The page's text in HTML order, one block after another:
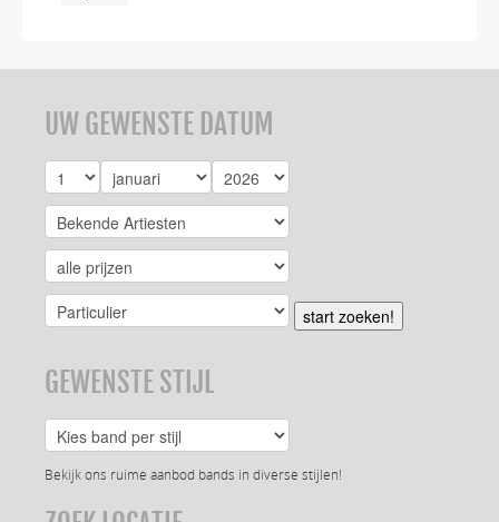
UW GEWENSTE DATUM
start zoeken!
GEWENSTE STIJL
Bekijk ons ruime aanbod bands in diverse stijlen!